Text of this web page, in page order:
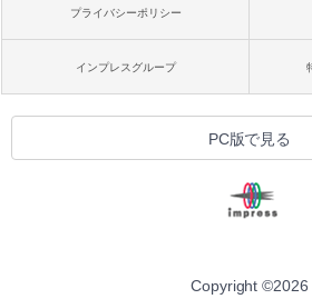
プライバシーポリシー
インプレスグループ
PC版で見る
Copyright ©2026